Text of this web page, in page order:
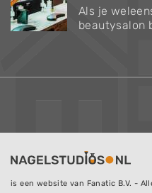
Als je
beautysalon
is een website van Fanatic B.V. -